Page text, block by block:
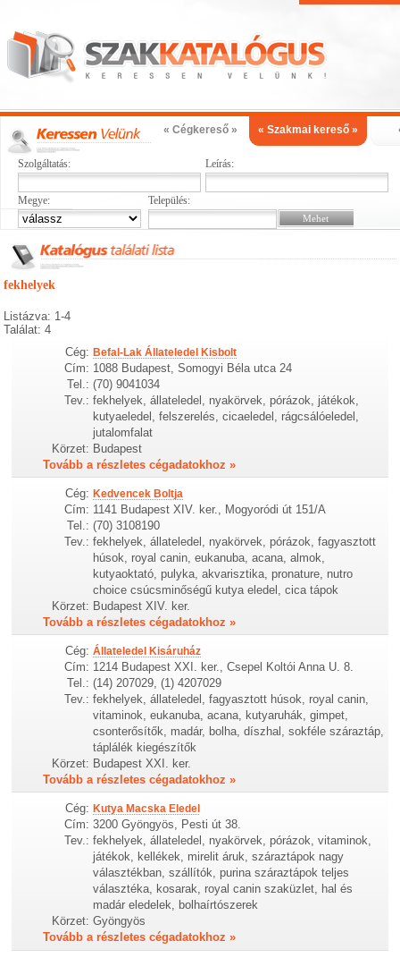
« Cégkereső » « Szakmai kereső »
Szolgáltatás: Leírás:
Megye: Település:
fekhelyek
Listázva: 1-4
Találat: 4
Cég: Befal-Lak Állateledel Kisbolt
Cím: 1088 Budapest, Somogyi Béla utca 24
Tel.: (70) 9041034
Tev.: fekhelyek, állateledel, nyakörvek, pórázok, játékok,
kutyaeledel, felszerelés, cicaeledel, rágcsálóeledel,
jutalomfalat
Körzet: Budapest
Tovább a részletes cégadatokhoz »
Cég: Kedvencek Boltja
Cím: 1141 Budapest XIV. ker., Mogyoródi út 151/A
Tel.: (70) 3108190
Tev.: fekhelyek, állateledel, nyakörvek, pórázok, fagyasztott
húsok, royal canin, eukanuba, acana, almok,
kutyaoktató, pulyka, akvarisztika, pronature, nutro
choice csúcsminőségű kutya eledel, cica tápok
Körzet: Budapest XIV. ker.
Tovább a részletes cégadatokhoz »
Cég: Állateledel Kisáruház
Cím: 1214 Budapest XXI. ker., Csepel Koltói Anna U. 8.
Tel.: (14) 207029, (1) 4207029
Tev.: fekhelyek, állateledel, fagyasztott húsok, royal canin,
vitaminok, eukanuba, acana, kutyaruhák, gimpet,
csonterősítők, madár, bolha, díszhal, sokféle száraztáp,
táplálék kiegészítők
Körzet: Budapest XXI. ker.
Tovább a részletes cégadatokhoz »
Cég: Kutya Macska Eledel
Cím: 3200 Gyöngyös, Pesti út 38.
Tev.: fekhelyek, állateledel, nyakörvek, pórázok, vitaminok,
játékok, kellékek, mirelit áruk, száraztápok nagy
választékban, szállítók, purina száraztápok teljes
választéka, kosarak, royal canin szaküzlet, hal és
madár eledelek, bolhaírtószerek
Körzet: Gyöngyös
Tovább a részletes cégadatokhoz »